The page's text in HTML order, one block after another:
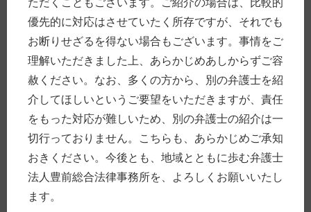
まったのです。
…というのが，最近の手口なんだそうです。
警察官が，電話で口座番号や暗証番号を聞く
ことはありませんし，他人にキャッシュカー
ドや通帳を渡してはいけませんね。また，ニ
セ電話詐欺被害防止機器（家電量販店で購入
可能）の購入を検討しましょう。「この電話
は，被害防止のため，録音しています。」と
になって，被害防止をしてくれるそうです。
みなさま，消費者被害には気を付けましょ
う。
優先的に対応はさせていたく所存ですが、それでも
お断りせざるを得ない場合もございます。事情をご
理解いただきました上、あらかじめあしからずご容
赦ください。なお、多くの方から、別の弁護士を紹
介してほしいというご要望をいただきますが、責任
をもった対応が難しいため、別の弁護士の紹介は一
切行っておりません。こちらも、あらかじめご承知
おきください。今後とも、地域とともに歩む弁護士
法人豊前総合法律事務所を、よろしくお願いいたし
ます。